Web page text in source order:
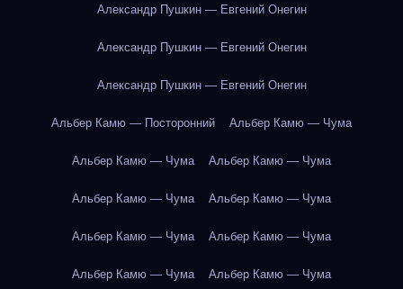
Александр Пушкин — Евгений Онегин
Александр Пушкин — Евгений Онегин
Александр Пушкин — Евгений Онегин
Альбер Камю — Посторонний Альбер Камю — Чума
Альбер Камю — Чума Альбер Камю — Чума
Альбер Камю — Чума Альбер Камю — Чума
Альбер Камю — Чума Альбер Камю — Чума
Альбер Камю — Чума Альбер Камю — Чума